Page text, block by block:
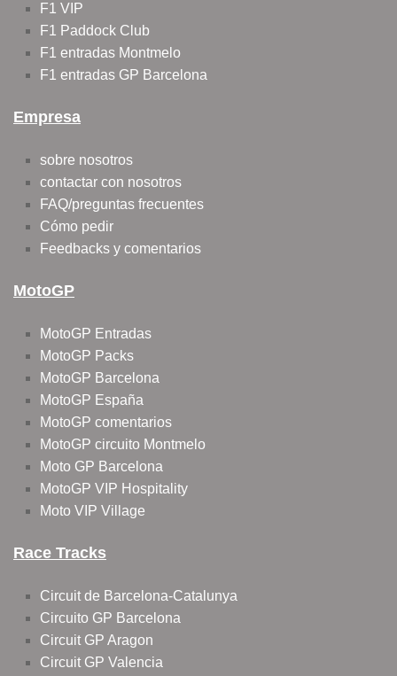
F1 VIP
F1 Paddock Club
F1 entradas Montmelo
F1 entradas GP Barcelona
Empresa
sobre nosotros
contactar con nosotros
FAQ/preguntas frecuentes
Cómo pedir
Feedbacks y comentarios
MotoGP
MotoGP Entradas
MotoGP Packs
MotoGP Barcelona
MotoGP España
MotoGP comentarios
MotoGP circuito Montmelo
Moto GP Barcelona
MotoGP VIP Hospitality
Moto VIP Village
Race Tracks
Circuit de Barcelona-Catalunya
Circuito GP Barcelona
Circuit GP Aragon
Circuit GP Valencia